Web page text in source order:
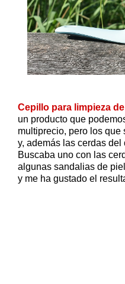
Cepillo para limpieza
un producto que
multiprecio, pero los que
y, además las cerdas
Buscaba uno con las
algunas sandalias de
y me ha gustado el